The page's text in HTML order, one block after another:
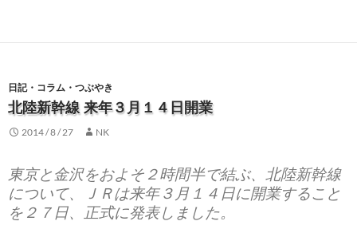
日記・コラム・つぶやき
北陸新幹線 来年３月１４日開業
2014 / 8 / 27 NK
東京と金沢をおよそ２時間半で結ぶ、北陸新幹線
について、ＪＲは来年３月１４日に開業すること
を２７日、正式に発表しました。